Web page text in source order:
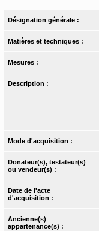
Désignation générale :
Matières et techniques :
Mesures :
Description :
Mode d'acquisition :
Donateur(s), testateur(s)
ou vendeur(s) :
Date de l'acte
d'acquisition :
Ancienne(s)
appartenance(s) :